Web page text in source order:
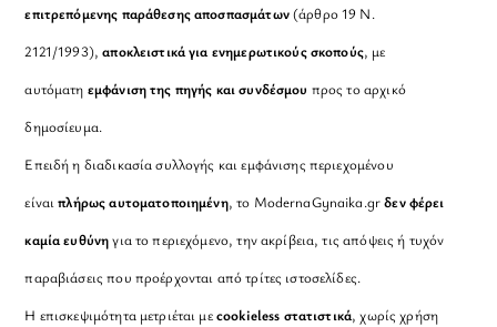
επιτρεπόμενης παράθεσης αποσπασμάτων(άρθρο 19 Ν.
2121/1993), αποκλειστικά για ενημερωτικούς σκοπούς, με
αυτόματη εμφάνιση της πηγής και συνδέσμου προς το αρχικό
δημοσίευμα.
Επειδή η διαδικασία συλλογής και εμφάνισης περιεχομένου
είναιπλήρως αυτοματοποιημένη, το ModernaGynaika.grδεν φέρει
καμία ευθύνηγια το περιεχόμενο, την ακρίβεια, τις απόψεις ή τυχόν
παραβιάσεις που προέρχονται από τρίτες ιστοσελίδες.
Η επισκεψιμότητα μετριέται μεcookieless στατιστικά, χωρίς χρήση